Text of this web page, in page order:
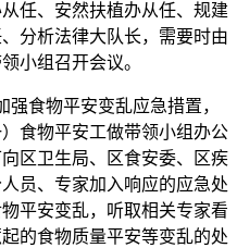
任、安然扶植办从任、规建
分析法律大队长，需要时由
小组召开会议。
食物平安变乱应急措置，
食物平安工做带领小组办公
区卫生局、区食安委、区疾
员、专家加入响应的应急处
平安变乱，听取相关专家看
的食物质量平安等变乱的处